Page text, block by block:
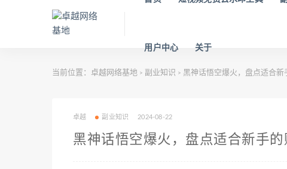
用户中心 关于
当前位置： 卓越网络基地 > 副业知识 > 黑神话悟空爆火，盘点适合新
卓越 副业知识 2024-08-22
黑神话悟空爆火，盘点适合新手的